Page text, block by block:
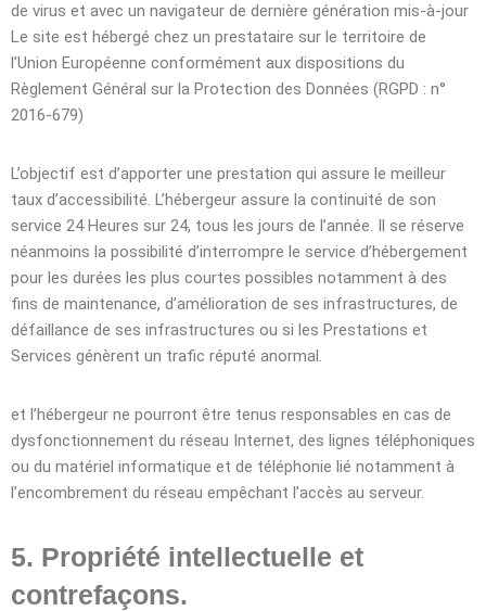
de virus et avec un navigateur de dernière génération mis-à-jour
Le site est hébergé chez un prestataire sur le territoire de
l’Union Européenne conformément aux dispositions du
Règlement Général sur la Protection des Données (RGPD : n°
2016-679)
L’objectif est d’apporter une prestation qui assure le meilleur
taux d’accessibilité. L’hébergeur assure la continuité de son
service 24 Heures sur 24, tous les jours de l’année. Il se réserve
néanmoins la possibilité d’interrompre le service d’hébergement
pour les durées les plus courtes possibles notamment à des
fins de maintenance, d’amélioration de ses infrastructures, de
défaillance de ses infrastructures ou si les Prestations et
Services génèrent un trafic réputé anormal.
et l’hébergeur ne pourront être tenus responsables en cas de
dysfonctionnement du réseau Internet, des lignes téléphoniques
ou du matériel informatique et de téléphonie lié notamment à
l’encombrement du réseau empêchant l’accès au serveur.
5. Propriété intellectuelle et
contrefaçons.